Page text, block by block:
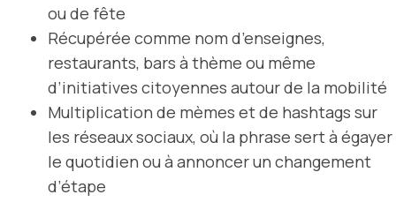
ou de fête
Récupérée comme nom d’enseignes,
restaurants, bars à thème ou même
d’initiatives citoyennes autour de la mobilité
Multiplication de mèmes et de hashtags sur
les réseaux sociaux, où la phrase sert à égayer
le quotidien ou à annoncer un changement
d’étape